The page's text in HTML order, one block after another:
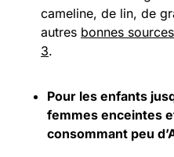
cameline, de lin, de
autres bonnes
3.
Pour les enfants
femmes enceintes
consommant peu